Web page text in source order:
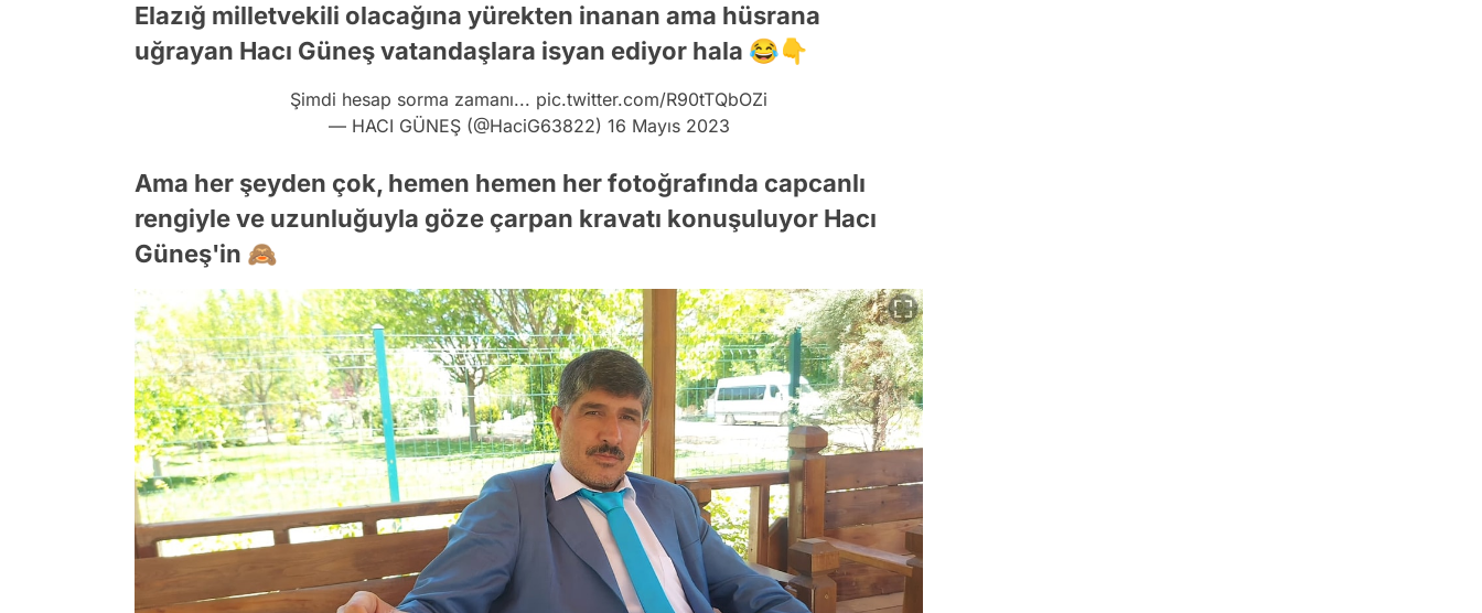
Elazığ milletvekili olacağına yürekten inanan ama hüsrana
uğrayan Hacı Güneş vatandaşlara isyan ediyor hala 😂👇
Şimdi hesap sorma zamanı... pic.twitter.com/R90tTQbOZi
— HACI GÜNEŞ (@HaciG63822) 16 Mayıs 2023
Ama her şeyden çok, hemen hemen her fotoğrafında capcanlı
rengiyle ve uzunluğuyla göze çarpan kravatı konuşuluyor Hacı
Güneş'in 🙈